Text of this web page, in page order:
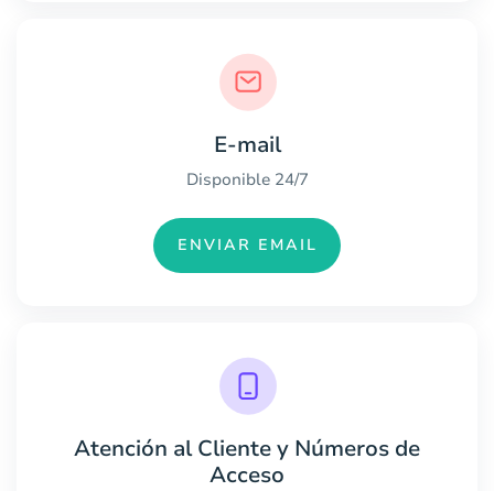
E-mail
Disponible 24/7
ENVIAR EMAIL
Atención al Cliente y Números de
Acceso